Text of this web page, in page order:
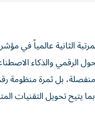
الثانية عالمياً في
والذكاء
بل ثمرة منظومة
يتيح تحويل التقنيات